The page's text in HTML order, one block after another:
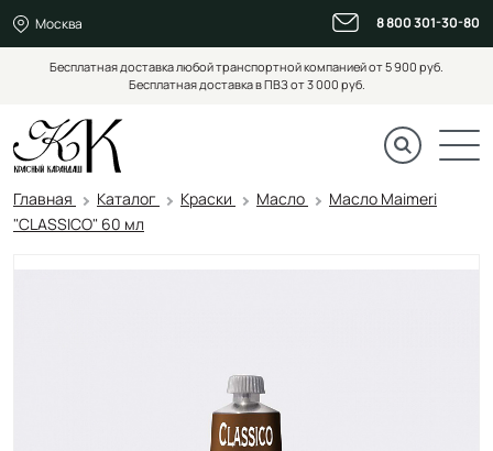
Москва 8 800 301-30-80
Бесплатная доставка любой транспортной компанией от 5 900 руб.
Бесплатная доставка в ПВЗ от 3 000 руб.
Главная Каталог Краски Масло
Масло Maimeri
"CLASSICO" 60 мл